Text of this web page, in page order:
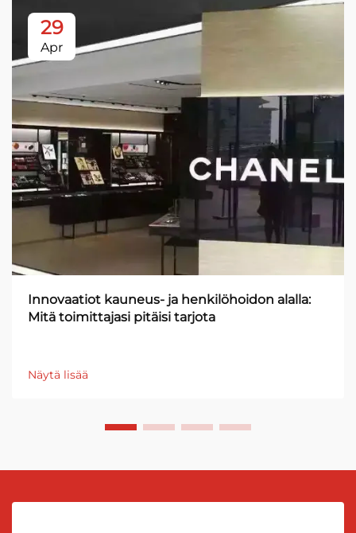
29
Apr
Innovaatiot kauneus- ja henkilöhoidon alalla:
Mitä toimittajasi pitäisi tarjota
Näytä lisää